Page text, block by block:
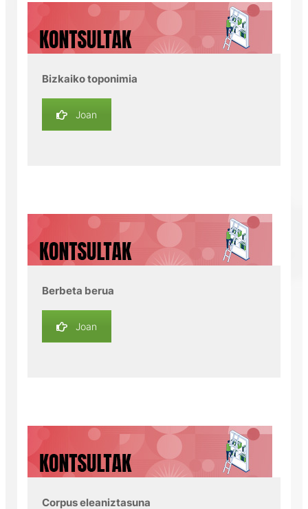
Bizkaiko toponimia
Joan
Berbeta berua
Joan
Corpus eleaniztasuna